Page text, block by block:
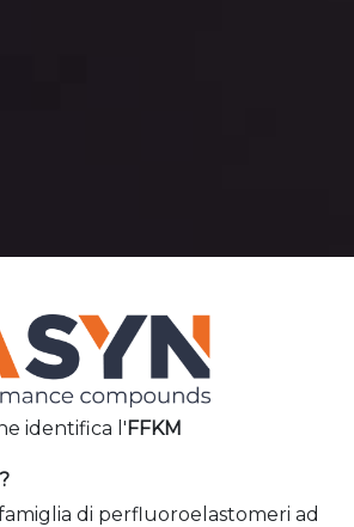
identifica l'FFKM
di perfluoroelastomeri ad